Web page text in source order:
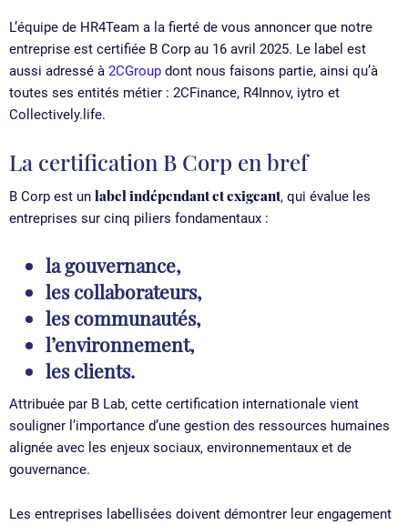
L’équipe de HR4Team a la fierté de vous annoncer que notre
entreprise est certifiée B Corp au 16 avril 2025. Le label est
aussi adressé à 2CGroup dont nous faisons partie, ainsi qu’à
toutes ses entités métier : 2CFinance, R4Innov, iytro et
Collectively.life.
La certification B Corp en bref
B Corp est un label indépendant et exigeant, qui évalue les
entreprises sur cinq piliers fondamentaux :
la gouvernance,
les collaborateurs,
les communautés,
l’environnement,
les clients.
Attribuée par B Lab, cette certification internationale vient
souligner l’importance d’une gestion des ressources humaines
alignée avec les enjeux sociaux, environnementaux et de
gouvernance.
Les entreprises labellisées doivent démontrer leur engagement